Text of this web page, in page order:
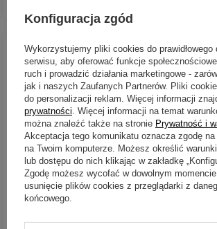
Wobler Mikado Mambo 4cm
| 4,8g | Tonący | Blue Roach
Wobler
| 4,8g |
Konfiguracja zgód
Wykorzystujemy pliki cookies do prawidłowego
serwisu, aby oferować funkcje
ruch i prowadzić działania marketingowe -
jak i naszych Zaufanych Partnerów. Pliki
do personalizacji reklam. Więcej informacji
prywatności . Więcej informacji na temat
można znaleźć także na stronie Prywatność i
Akceptacja tego komunikatu oznacza zgodę
na Twoim komputerze. Możesz określić
lub dostępu do nich klikając w zakładkę
Zgodę możesz wycofać w dowolnym
usunięcie plików cookies z przeglądarki z
końcowego.